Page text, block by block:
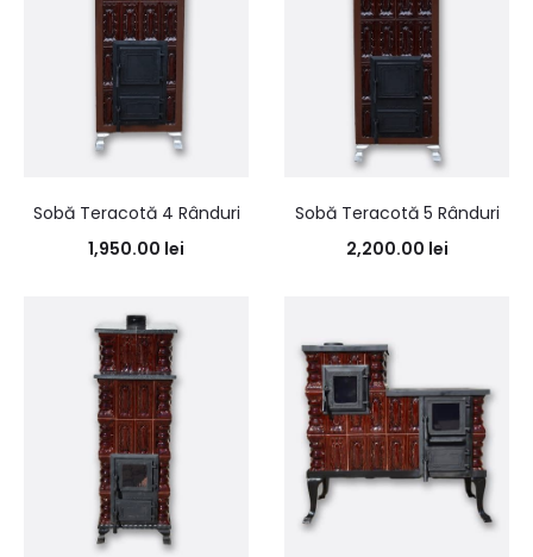
Sobă Teracotă 4 Rânduri
1,950.00 lei
Sobă Teracotă 5 Rânduri
2,200.00 lei